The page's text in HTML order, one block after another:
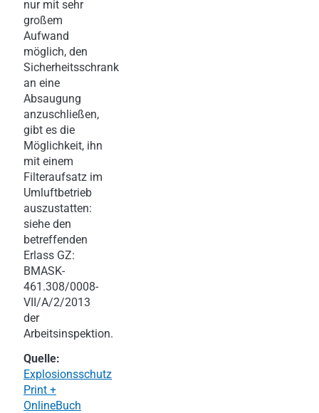
nur mit sehr
großem
Aufwand
möglich, den
Sicherheitsschrank
an eine
Absaugung
anzuschließen,
gibt es die
Möglichkeit, ihn
mit einem
Filteraufsatz im
Umluftbetrieb
auszustatten:
siehe den
betreffenden
Erlass GZ:
BMASK-
461.308/0008-
VII/A/2/2013
der
Arbeitsinspektion.
Quelle:
Explosionsschutz
Print +
OnlineBuch